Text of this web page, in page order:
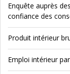
Enquête auprès
confiance des
Produit intérieur
Emploi intérieur